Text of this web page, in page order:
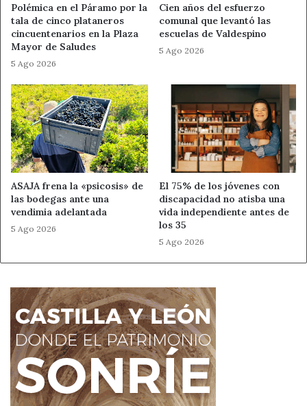
Renfe
Polémica en el Páramo por la
tala de cinco plataneros
cincuentenarios en la Plaza
Mayor de Saludes
5 Ago 2026
Cien años del esfuerzo
comunal que levantó las
escuelas de Valdespino
5 Ago 2026
ASAJA frena la «psicosis» de
las bodegas ante una
vendimia adelantada
5 Ago 2026
El 75% de los jóvenes con
discapacidad no atisba una
vida independiente antes de
los 35
5 Ago 2026